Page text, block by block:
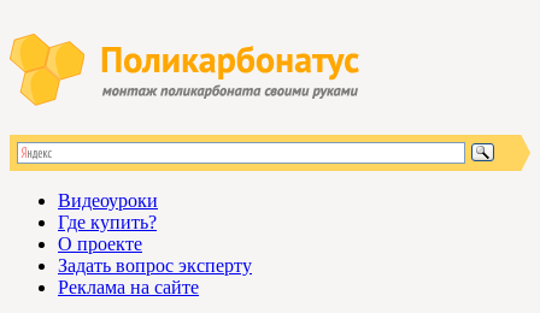
Видеоуроки
Где купить?
О проекте
Задать вопрос эксперту
Реклама на сайте